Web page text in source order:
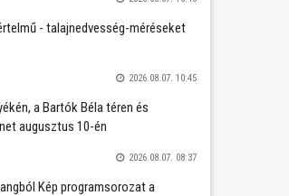
- talajnedvesség-méréseket
2026.08.07. 10:45
a Bartók Béla téren és
augusztus 10-én
2026.08.07. 08:37
Kép programsorozat a